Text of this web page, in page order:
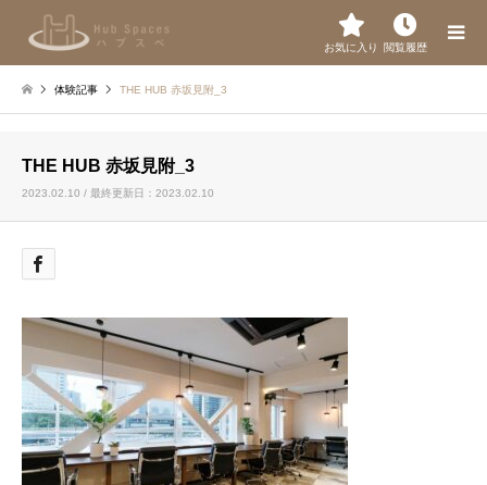
お気に入り 閲覧履歴
体験記事 THE HUB 赤坂見附_3
THE HUB 赤坂見附_3
2023.02.10 / 最終更新日：2023.02.10